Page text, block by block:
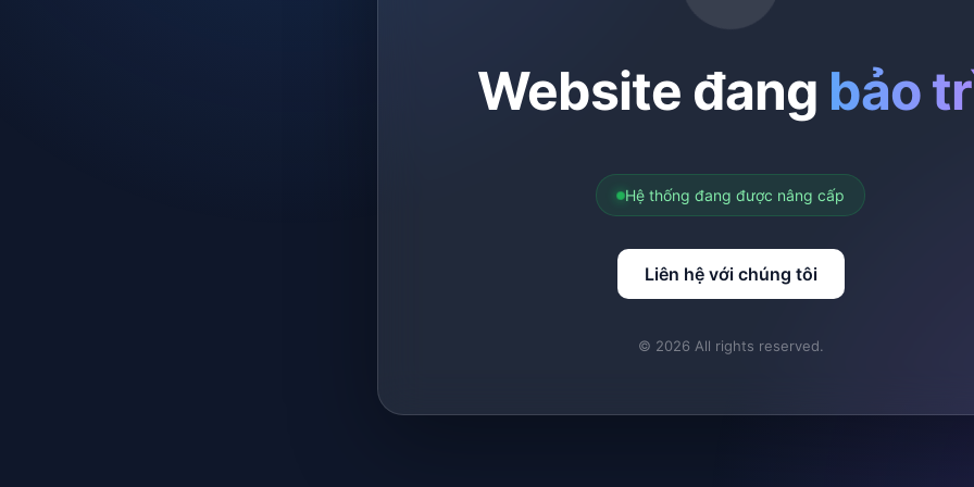
Website đang bảo
Hệ thống đang được nâng cấp
Liên hệ với chúng tôi
© 2026 All rights reserved.